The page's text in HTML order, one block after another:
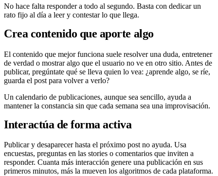
No hace falta responder a todo al segundo. Basta con dedicar un
rato fijo al día a leer y contestar lo que llega.
Crea contenido que aporte algo
El contenido que mejor funciona suele resolver una duda, entretener
de verdad o mostrar algo que el usuario no ve en otro sitio. Antes de
publicar, pregúntate qué se lleva quien lo vea: ¿aprende algo, se ríe,
guarda el post para volver a verlo?
Un calendario de publicaciones, aunque sea sencillo, ayuda a
mantener la constancia sin que cada semana sea una improvisación.
Interactúa de forma activa
Publicar y desaparecer hasta el próximo post no ayuda. Usa
encuestas, preguntas en las stories o comentarios que inviten a
responder. Cuanta más interacción genere una publicación en sus
primeros minutos, más la mueven los algoritmos de cada plataforma.